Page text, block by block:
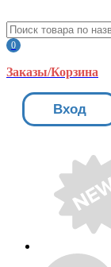
0
Заказы/Корзина
Вход